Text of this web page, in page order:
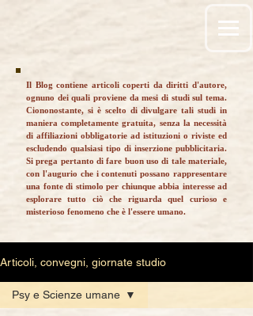
Il Blog contiene articoli coperti da diritti d'autore,
ognuno dei quali proviene da mesi di studi sul tema.
Ciononostante, si è scelto di divulgare tali studi in
maniera completamente gratuita, senza la necessità
di affiliazioni obbligatorie ad istituzioni o riviste ed
escludendo qualsiasi tipo di inserzione pubblicitaria.
Si prega pertanto di fare buon uso di tale materiale,
con l'augurio che i contenuti possano rappresentare
una fonte di stimolo per chiunque abbia interesse ad
esplorare tutto ciò che riguarda quel curioso e
misterioso fenomeno che è l'essere umano.
Articoli, convegni, giornate studio
Psy e Scienze umane